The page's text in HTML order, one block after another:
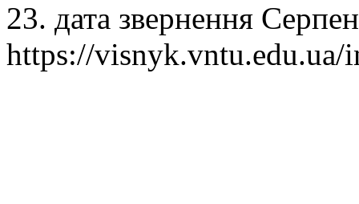
23. дата звернення
https://